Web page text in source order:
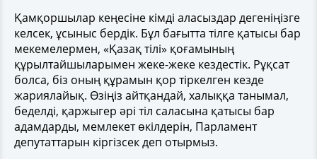
Қамқоршылар кеңесіне кімді аласыздар дегеніңізге
келсек, ұсыныс бердік. Бұл бағытта тілге қатысы бар
мекемелермен, «Қазақ тілі» қоғамының
құрылтайшыларымен жеке-жеке кездестік. Рұқсат
болса, біз оның құрамын қор тіркелген кезде
жариялайық. Өзіңіз айтқандай, халыққа танымал,
беделді, қаржыгер әрі тіл саласына қатысы бар
адамдарды, мемлекет өкілдерін, Парламент
депутаттарын кіргізсек деп отырмыз.